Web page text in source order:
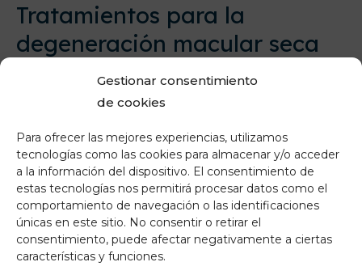
Gestionar consentimiento
de cookies
Para ofrecer las mejores experiencias, utilizamos
tecnologías como las cookies para almacenar y/o acceder
a la información del dispositivo. El consentimiento de
estas tecnologías nos permitirá procesar datos como el
comportamiento de navegación o las identificaciones
únicas en este sitio. No consentir o retirar el
consentimiento, puede afectar negativamente a ciertas
características y funciones.
Tratamientos para la
degeneración macular seca
A diferencia de la forma húmeda, la
degeneración macular seca evoluciona de
de vasos anómalos. Actualmente no existe un
tratamiento curativo, pero sí varias líneas de
investigación y medidas clínicas que ayudan a
frenar su avance y proteger la mácula.
Nuevas líneas de investigación